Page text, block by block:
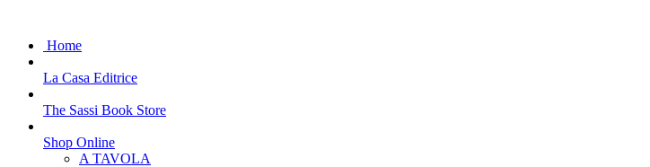
Home
La Casa Editrice
The Sassi Book Store
Shop Online
A TAVOLA